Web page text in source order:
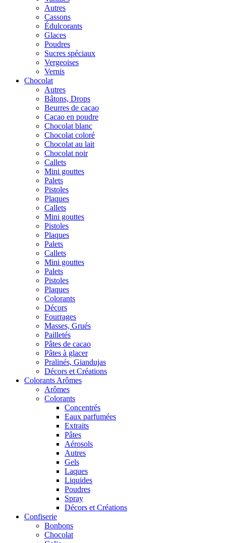
Autres
Cassons
Édulcorants
Glaces
Poudres
Sucres spéciaux
Vergeoises
Vernis
Chocolat
Autres
Bâtons, Drops
Beurres de cacao
Cacao en poudre
Chocolat blanc
Chocolat coloré
Chocolat au lait
Chocolat noir
Callets
Mini gouttes
Palets
Pistoles
Plaques
Callets
Mini gouttes
Pistoles
Plaques
Palets
Callets
Mini gouttes
Palets
Pistoles
Plaques
Colorants
Décors
Fourrages
Masses, Grués
Pailletés
Pâtes de cacao
Pâtes à glacer
Pralinés, Giandujas
Décors et Créations
Colorants Arômes
Arômes
Colorants
Concentrés
Eaux parfumées
Extraits
Pâtes
Aérosols
Autres
Gels
Laques
Liquides
Poudres
Spray
Décors et Créations
Confiserie
Bonbons
Chocolat